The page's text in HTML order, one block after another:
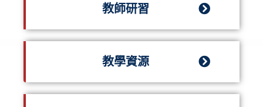
教師研習
教學資源